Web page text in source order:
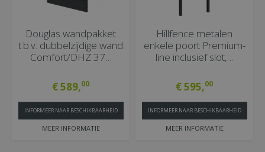
Douglas wandpakket
t.b.v. dubbelzijdige wand
Comfort/DHZ 37…
€589,00
MEER INFORMATIE
INFORMEER NAAR BESCHIKBAARHEID
Hillfence metalen
enkele poort Premium-
line inclusief slot,…
€595,00
MEER INFORMATIE
INFORMEER NAAR BESCHIKBAARHEID